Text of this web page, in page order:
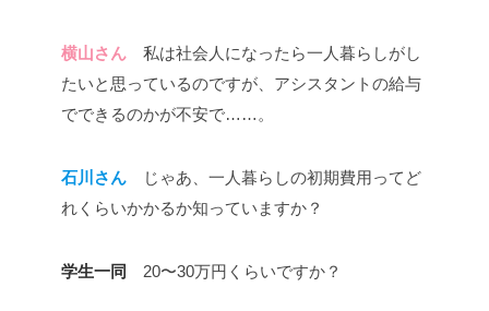
横山さん 私は社会人になったら一人暮らしがし
たいと思っているのですが、アシスタントの給与
でできるのかが不安で……。
石川さん じゃあ、一人暮らしの初期費用ってど
れくらいかかるか知っていますか？
学生一同 20〜30万円くらいですか？